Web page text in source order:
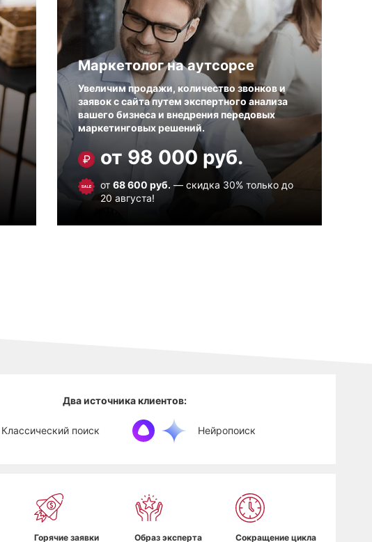
Маркетолог на аутсорсе
Увеличим продажи, количество звонков и
заявок с сайта путем экспертного анализа
вашего бизнеса и внедрения передовых
маркетинговых решений.
от 98 000 руб.
от 68 600 руб. — скидка 30% только до
20 августа!
Два источника клиентов:
Классический поиск Нейропоиск
Горячие заявки
Образ эксперта
Сокращение цикла